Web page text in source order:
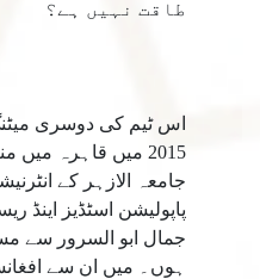
طاقت نہیں ہے؟
اس ٹیم کی دوسری
2015 میں قاہرہ
جامعہ الازہر کے
پاپولیشن اسٹڈیز اینڈ
جمال ابو السرور سے
ہوں۔ میں ان سے